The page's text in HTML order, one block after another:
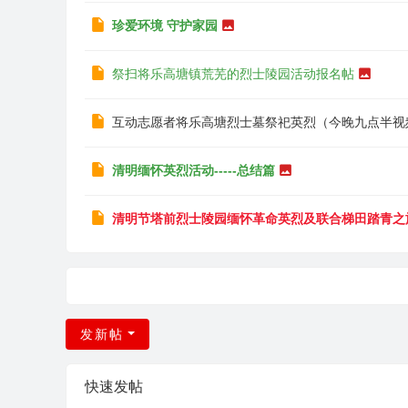
珍爱环境 守护家园
祭扫将乐高塘镇荒芜的烈士陵园活动报名帖
互动志愿者将乐高塘烈士墓祭祀英烈（今晚九点半视
清明缅怀英烈活动-----总结篇
清明节塔前烈士陵园缅怀革命英烈及联合梯田踏青之
发新帖
快速发帖